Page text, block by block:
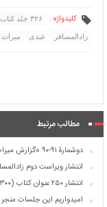
کلیدواژه : ۳۲۶ جلد کتاب به دانشجویان اهدا شد
زادالمسافر عیدی
مطالب مرتبط
دوشمارۀ ۹۱-۹۰ «گزارش میراث»
انتشار ویراست دوم
انتشار ۲۵۰ عنوان کتاب (۳۰۰ جلد)؛ حاصل ۲۰ سال کوشش میراث مکتوب
امیدواریم این جلسات